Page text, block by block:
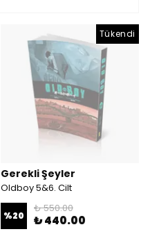
Tükendi
Gerekli Şeyler
Oldboy 5&6. Cilt
%20
₺ 550.00
₺ 440.00